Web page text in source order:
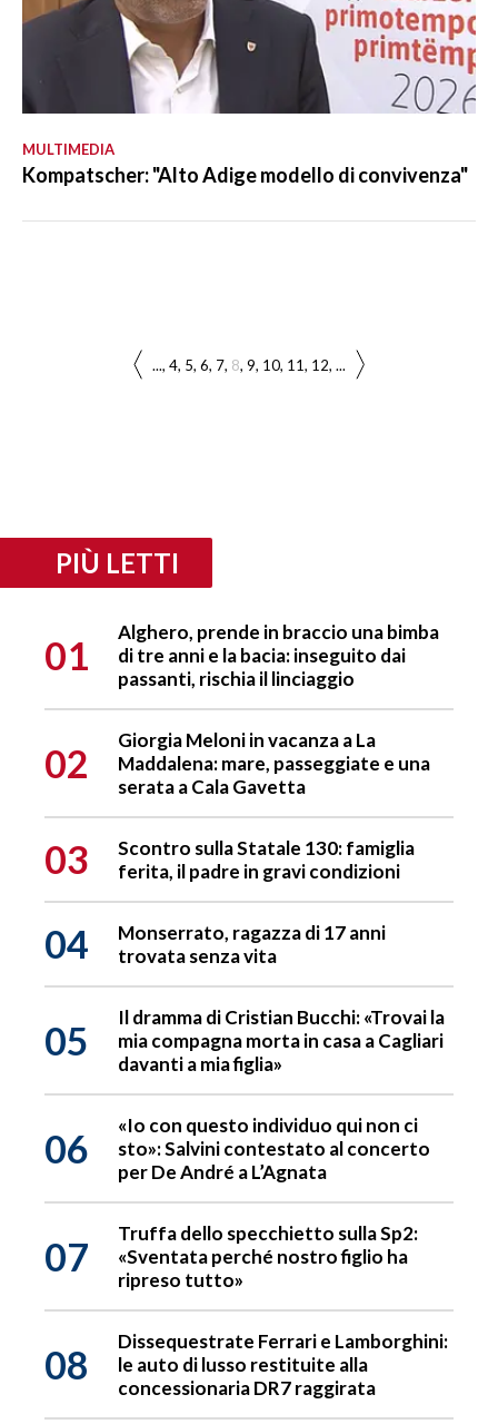
MULTIMEDIA
Kompatscher: "Alto Adige modello di convivenza"
... 4 5 6 7 8 9 10 11 12 ...
PIÙ LETTI
01
Alghero, prende in braccio una bimba
di tre anni e la bacia: inseguito dai
passanti, rischia il linciaggio
02
Giorgia Meloni in vacanza a La
Maddalena: mare, passeggiate e una
serata a Cala Gavetta
03
Scontro sulla Statale 130: famiglia
ferita, il padre in gravi condizioni
04
Monserrato, ragazza di 17 anni
trovata senza vita
05
Il dramma di Cristian Bucchi: «Trovai la
mia compagna morta in casa a Cagliari
davanti a mia figlia»
06
«Io con questo individuo qui non ci
sto»: Salvini contestato al concerto
per De André a L’Agnata
07
Truffa dello specchietto sulla Sp2:
«Sventata perché nostro figlio ha
ripreso tutto»
08
Dissequestrate Ferrari e Lamborghini:
le auto di lusso restituite alla
concessionaria DR7 raggirata